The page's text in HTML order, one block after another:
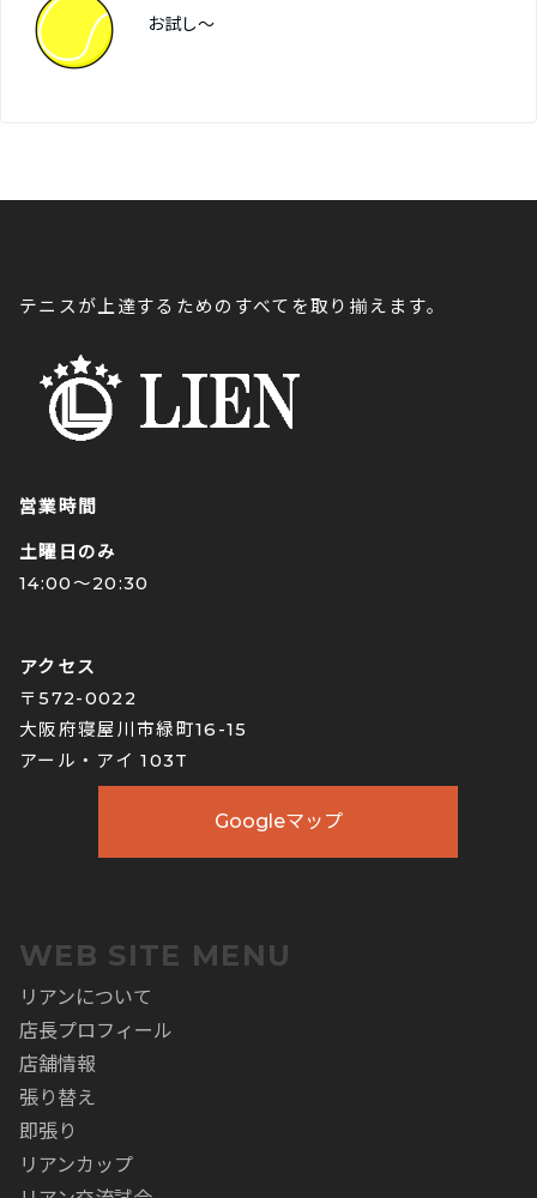
お試し～
テニスが上達するためのすべてを取り揃えます。
営業時間
土曜日のみ
14:00〜20:30
アクセス
〒572-0022
大阪府寝屋川市緑町16-15
アール・アイ 103T
Googleマップ
WEB SITE MENU
リアンについて
店長プロフィール
店舗情報
張り替え
即張り
リアンカップ